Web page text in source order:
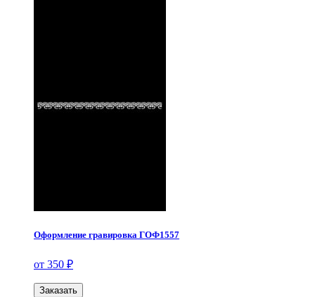
Оформление гравировка ГОФ1557
от 350 ₽
Заказать